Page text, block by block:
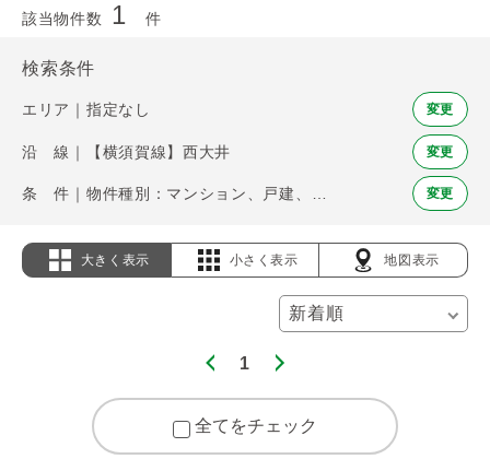
該当物件数 1 件
検索条件
エリア｜指定なし 変更
沿 線｜【横須賀線】西大井 変更
変更
大きく表示 小さく表示 地図表示
1
全てをチェック